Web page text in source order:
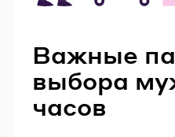
Важные
выбора
часов